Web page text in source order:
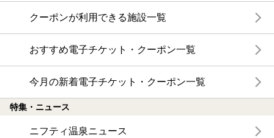
クーポンが利用できる施設一覧
おすすめ電子チケット・クーポン一覧
今月の新着電子チケット・クーポン一覧
特集・ニュース
ニフティ温泉ニュース